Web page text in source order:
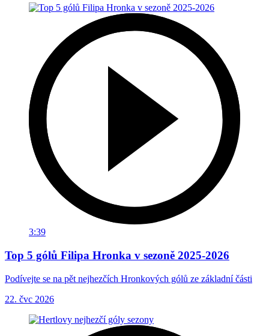
3:39
Top 5 gólů Filipa Hronka v sezoně 2025-2026
Podívejte se na pět nejhezčích Hronkových gólů ze základní části
22. čvc 2026